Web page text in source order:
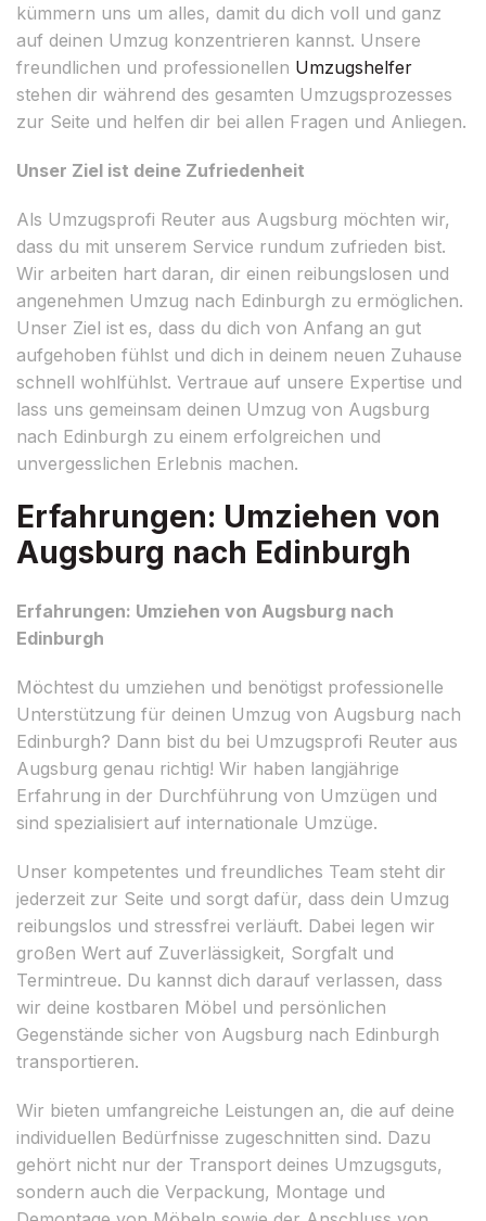
kümmern uns um alles, damit du dich voll und ganz
auf deinen Umzug konzentrieren kannst. Unsere
freundlichen und professionellen Umzugshelfer
stehen dir während des gesamten Umzugsprozesses
zur Seite und helfen dir bei allen Fragen und Anliegen.
Unser Ziel ist deine Zufriedenheit
Als Umzugsprofi Reuter aus Augsburg möchten wir,
dass du mit unserem Service rundum zufrieden bist.
Wir arbeiten hart daran, dir einen reibungslosen und
angenehmen Umzug nach Edinburgh zu ermöglichen.
Unser Ziel ist es, dass du dich von Anfang an gut
aufgehoben fühlst und dich in deinem neuen Zuhause
schnell wohlfühlst. Vertraue auf unsere Expertise und
lass uns gemeinsam deinen Umzug von Augsburg
nach Edinburgh zu einem erfolgreichen und
unvergesslichen Erlebnis machen.
Erfahrungen: Umziehen von
Augsburg nach Edinburgh
Erfahrungen: Umziehen von Augsburg nach
Edinburgh
Möchtest du umziehen und benötigst professionelle
Unterstützung für deinen Umzug von Augsburg nach
Edinburgh? Dann bist du bei Umzugsprofi Reuter aus
Augsburg genau richtig! Wir haben langjährige
Erfahrung in der Durchführung von Umzügen und
sind spezialisiert auf internationale Umzüge.
Unser kompetentes und freundliches Team steht dir
jederzeit zur Seite und sorgt dafür, dass dein Umzug
reibungslos und stressfrei verläuft. Dabei legen wir
großen Wert auf Zuverlässigkeit, Sorgfalt und
Termintreue. Du kannst dich darauf verlassen, dass
wir deine kostbaren Möbel und persönlichen
Gegenstände sicher von Augsburg nach Edinburgh
transportieren.
Wir bieten umfangreiche Leistungen an, die auf deine
individuellen Bedürfnisse zugeschnitten sind. Dazu
gehört nicht nur der Transport deines Umzugsguts,
sondern auch die Verpackung, Montage und